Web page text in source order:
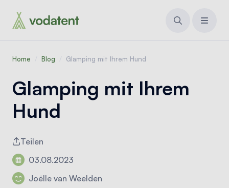
Home Blog Glamping mit Ihrem Hund
Glamping mit Ihrem
Hund
Teilen
03.08.2023
Joëlle van Weelden